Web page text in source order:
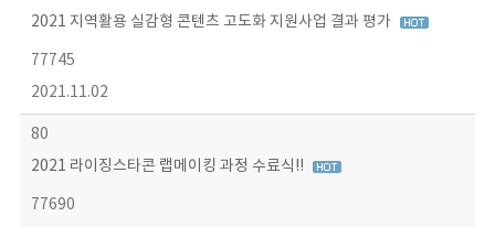
2021 지역활용 실감형 콘텐츠 고도화 지원사업 결과 평가
77745
2021.11.02
80
2021 라이징스타콘 랩메이킹 과정 수료식!!
77690